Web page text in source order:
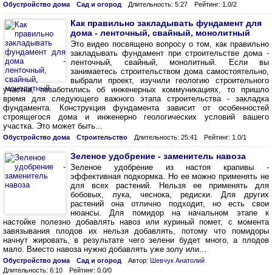
Обустройство дома Сад и огород Длительность: 5:27 Рейтинг: 1.0/2
Как правильно закладывать фундамент для
дома - ленточный, свайный, монолитный
Это видео посвящено вопросу о том, как правильно
закладывать фундамент при строительстве дома -
ленточный, свайный, монолитный. Если вы
занимаетесь строительством дома самостоятельно,
выбрали проект, изучили геологию строительного
участка, позаботились об инженерных коммуникациях, то пришло
время для следующего важного этапа строительства - закладка
фундамента. Конструкция фундамента зависит от особенностей
строящегося дома и инженерно геологических условий вашего
участка. Это может быть...
Обустройство дома Строительство Длительность: 25:41 Рейтинг: 1.0/1
Зеленое удобрение - заменитель навоза
Зеленое удобрение из настоя крапивы -
эффективная подкормка. Но ее можно применять не
для всех растений. Нельзя ее применять для
бобовых, лука, чеснока, редиски. Для других
растений она отлично подходит, но есть свои
нюансы. Для помидор на начальном этапе к
настойке полезно добавлять навоз или куриный помет, с момента
завязывания плодов их нельзя добавлять, потому что помидоры
начнут жировать, в результате чего зелени будет много, а плодов
мало. Вместо навоза нужно добавлять уже золу или...
Обустройство дома Сад и огород Автор: Шевчук Анатолий
Длительность: 6:10
Рейтинг: 0.0/0